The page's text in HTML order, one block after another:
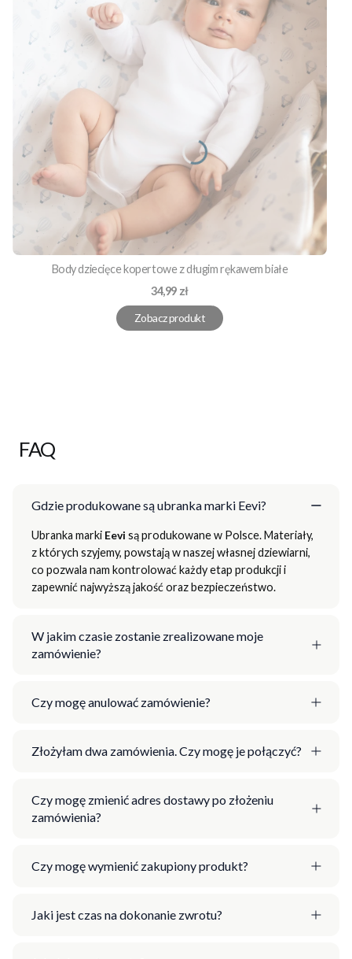
Body dziecięce kopertowe z długim rękawem białe
Cena
34,99 zł
Zobacz produkt
FAQ
Gdzie produkowane są ubranka marki Eevi?
Ubranka marki Eevi są produkowane w Polsce. Materiały,
z których szyjemy, powstają w naszej własnej dziewiarni,
co pozwala nam kontrolować każdy etap produkcji i
zapewnić najwyższą jakość oraz bezpieczeństwo.
W jakim czasie zostanie zrealizowane moje
zamówienie?
Czy mogę anulować zamówienie?
Złożyłam dwa zamówienia. Czy mogę je połączyć?
Czy mogę zmienić adres dostawy po złożeniu
zamówienia?
Czy mogę wymienić zakupiony produkt?
Jaki jest czas na dokonanie zwrotu?